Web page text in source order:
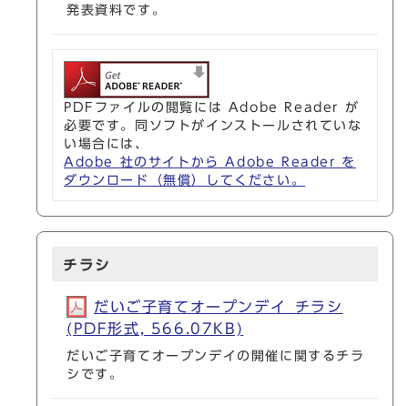
発表資料です。
PDFファイルの閲覧には Adobe Reader が
必要です。同ソフトがインストールされていな
い場合には、
Adobe 社のサイトから Adobe Reader を
ダウンロード（無償）してください。
チラシ
だいご子育てオープンデイ_チラシ
(PDF形式, 566.07KB)
だいご子育てオープンデイの開催に関するチラ
シです。